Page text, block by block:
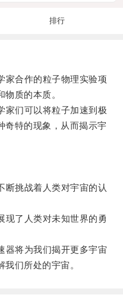
排行
合作的粒子物理实验项
质的本质。
们可以将粒子加速到极
奇特的现象，从而揭示宇
挑战着人类对宇宙的认
了人类对未知世界的勇
将为我们揭开更多宇宙
们所处的宇宙。